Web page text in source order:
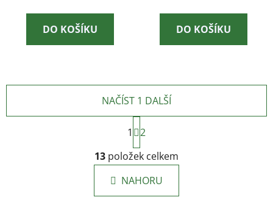
DO KOŠÍKU DO KOŠÍKU
O
v
l
á
d
NAČÍST 1 DALŠÍ
S
t
r
á
n
k
1
2
13 položek celkem
NAHORU